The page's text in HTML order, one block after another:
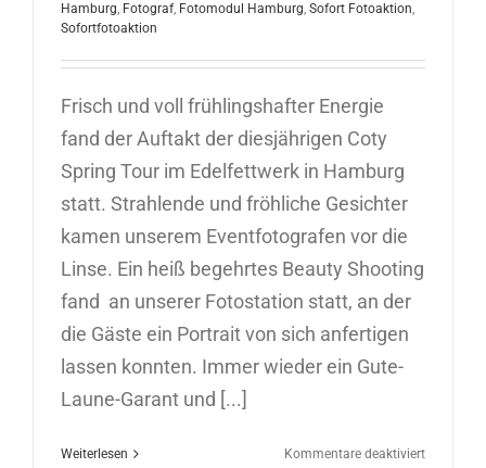
Hamburg, Fotograf, Fotomodul Hamburg, Sofort Fotoaktion,
Sofortfotoaktion
Frisch und voll frühlingshafter Energie
fand der Auftakt der diesjährigen Coty
Spring Tour im Edelfettwerk in Hamburg
statt. Strahlende und fröhliche Gesichter
kamen unserem Eventfotografen vor die
Linse. Ein heiß begehrtes Beauty Shooting
fand an unserer Fotostation statt, an der
die Gäste ein Portrait von sich anfertigen
lassen konnten. Immer wieder ein Gute-
Laune-Garant und [...]
Weiterlesen Kommentare deaktiviertfür